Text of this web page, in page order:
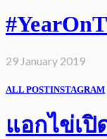
29 January 2019
ALL POSTINSTAGRAM
แอกไข่เปิ